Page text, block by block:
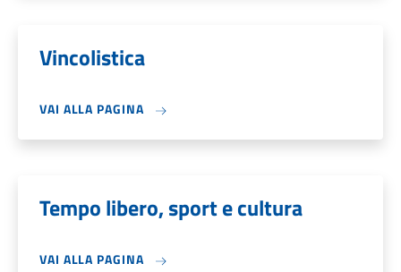
Vincolistica
VAI ALLA PAGINA
Tempo libero, sport e cultura
VAI ALLA PAGINA